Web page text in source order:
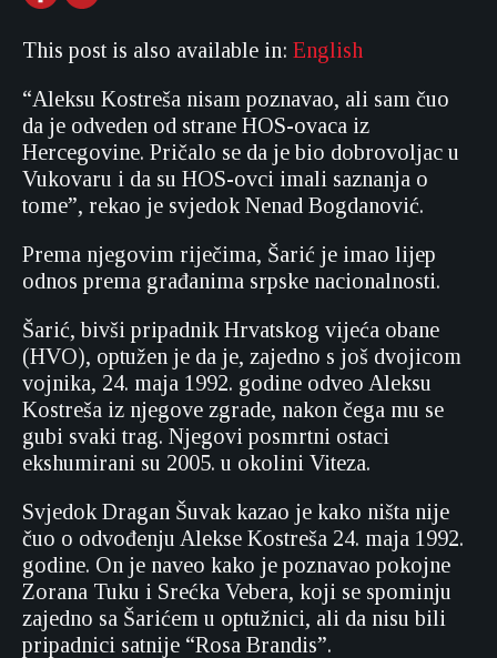
This post is also available in: English
“Aleksu Kostreša nisam poznavao, ali sam čuo
da je odveden od strane HOS-ovaca iz
Hercegovine. Pričalo se da je bio dobrovoljac u
Vukovaru i da su HOS-ovci imali saznanja o
tome”, rekao je svjedok Nenad Bogdanović.
Prema njegovim riječima, Šarić je imao lijep
odnos prema građanima srpske nacionalnosti.
Šarić, bivši pripadnik Hrvatskog vijeća obane
(HVO), optužen je da je, zajedno s još dvojicom
vojnika, 24. maja 1992. godine odveo Aleksu
Kostreša iz njegove zgrade, nakon čega mu se
gubi svaki trag. Njegovi posmrtni ostaci
ekshumirani su 2005. u okolini Viteza.
Svjedok Dragan Šuvak kazao je kako ništa nije
čuo o odvođenju Alekse Kostreša 24. maja 1992.
godine. On je naveo kako je poznavao pokojne
Zorana Tuku i Srećka Vebera, koji se spominju
zajedno sa Šarićem u optužnici, ali da nisu bili
pripadnici satnije “Rosa Brandis”.